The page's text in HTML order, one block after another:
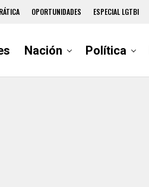
OPORTUNIDADES ESPECIAL LGTBI
Nación Política